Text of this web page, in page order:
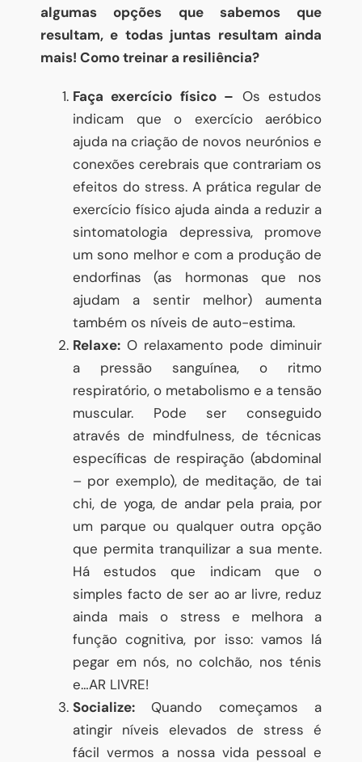
algumas opções que sabemos que
resultam, e todas juntas resultam ainda
mais! Como treinar a resiliência?
Faça exercício físico – Os estudos
indicam que o exercício aeróbico
ajuda na criação de novos neurónios e
conexões cerebrais que contrariam os
efeitos do stress. A prática regular de
exercício físico ajuda ainda a reduzir a
sintomatologia depressiva, promove
um sono melhor e com a produção de
endorfinas (as hormonas que nos
ajudam a sentir melhor) aumenta
também os níveis de auto-estima.
Relaxe: O relaxamento pode diminuir
a pressão sanguínea, o ritmo
respiratório, o metabolismo e a tensão
muscular. Pode ser conseguido
através de mindfulness, de técnicas
específicas de respiração (abdominal
– por exemplo), de meditação, de tai
chi, de yoga, de andar pela praia, por
um parque ou qualquer outra opção
que permita tranquilizar a sua mente.
Há estudos que indicam que o
simples facto de ser ao ar livre, reduz
ainda mais o stress e melhora a
função cognitiva, por isso: vamos lá
pegar em nós, no colchão, nos ténis
e…AR LIVRE!
Socialize: Quando começamos a
atingir níveis elevados de stress é
fácil vermos a nossa vida pessoal e